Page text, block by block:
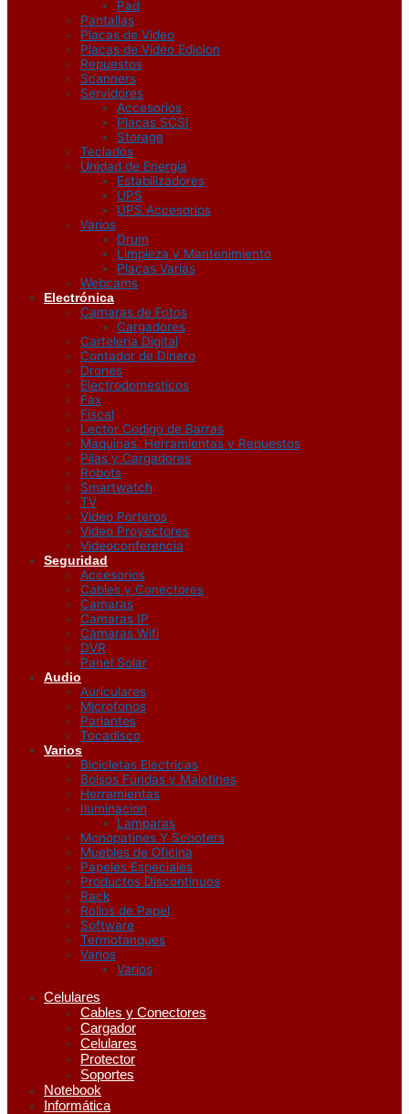
Pad
Pantallas
Placas de Video
Placas de Video Edicion
Repuestos
Scanners
Servidores
Accesorios
Placas SCSI
Storage
Teclados
Unidad de Energía
Estabilizadores
UPS
UPS Accesorios
Varios
Drum
Limpieza y Mantenimiento
Placas Varias
Webcams
Electrónica
Camaras de Fotos
Cargadores
Carteleria Digital
Contador de Dinero
Drones
Electrodomesticos
Fax
Fiscal
Lector Codigo de Barras
Maquinas, Herramientas y Repuestos
Pilas y Cargadores
Robots
Smartwatch
TV
Video Porteros
Video Proyectores
Videoconferencia
Seguridad
Accesorios
Cables y Conectores
Camaras
Camaras IP
Camaras Wifi
DVR
Panel Solar
Audio
Auriculares
Microfonos
Parlantes
Tocadisco
Varios
Bicicletas Electricas
Bolsos Fundas y Maletines
Herramientas
Iluminacion
Lamparas
Monopatines Y Scooters
Muebles de Oficina
Papeles Especiales
Productos Discontinuos
Rack
Rollos de Papel
Software
Termotanques
Varios
Varios
Celulares
Cables y Conectores
Cargador
Celulares
Protector
Soportes
Notebook
Informática